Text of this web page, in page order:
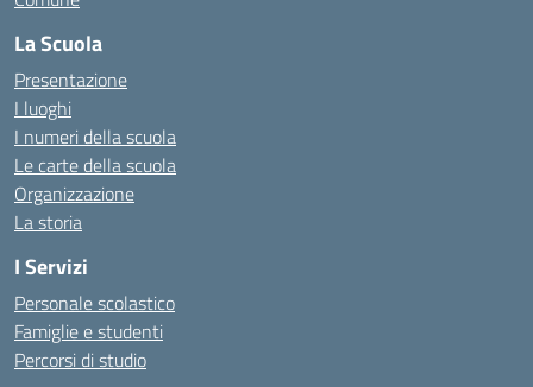
La Scuola
Presentazione
I luoghi
I numeri della scuola
Le carte della scuola
Organizzazione
La storia
I Servizi
Personale scolastico
Famiglie e studenti
Percorsi di studio